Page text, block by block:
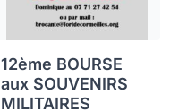
12ème BOURSE
aux SOUVENIRS
MILITAIRES